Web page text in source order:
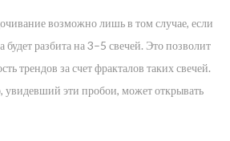
возможно лишь в том случае, если
будет разбита на 3–5 свечей. Это позволит
трендов за счет фракталов таких свечей.
увидевший эти пробои, может открывать